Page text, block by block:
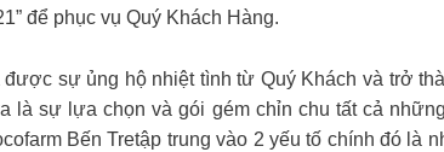
để phục vụ Quý Khách Hàng.
sự ủng hộ nhiệt tình từ Quý Khách và trở
là sự lựa chọn và gói gém chỉn chu tất cả
Bến Tretập trung vào 2 yếu tố chính đó